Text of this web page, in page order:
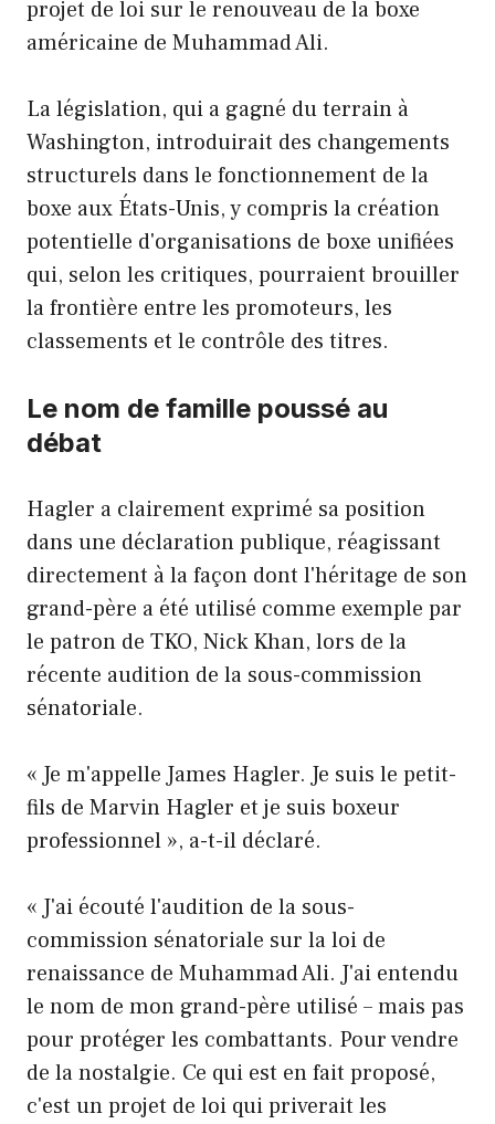
projet de loi sur le renouveau de la boxe
américaine de Muhammad Ali.
La législation, qui a gagné du terrain à
Washington, introduirait des changements
structurels dans le fonctionnement de la
boxe aux États-Unis, y compris la création
potentielle d'organisations de boxe unifiées
qui, selon les critiques, pourraient brouiller
la frontière entre les promoteurs, les
classements et le contrôle des titres.
Le nom de famille poussé au
débat
Hagler a clairement exprimé sa position
dans une déclaration publique, réagissant
directement à la façon dont l'héritage de son
grand-père a été utilisé comme exemple par
le patron de TKO, Nick Khan, lors de la
récente audition de la sous-commission
sénatoriale.
« Je m'appelle James Hagler. Je suis le petit-
fils de Marvin Hagler et je suis boxeur
professionnel », a-t-il déclaré.
« J'ai écouté l'audition de la sous-
commission sénatoriale sur la loi de
renaissance de Muhammad Ali. J'ai entendu
le nom de mon grand-père utilisé – mais pas
pour protéger les combattants. Pour vendre
de la nostalgie. Ce qui est en fait proposé,
c'est un projet de loi qui priverait les